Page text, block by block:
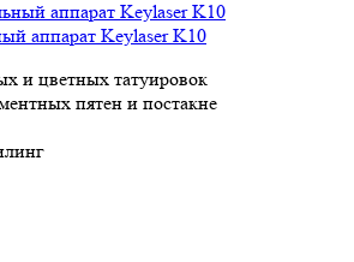
аппарат Keylaser K10
и цветных татуировок
пятен и постакне